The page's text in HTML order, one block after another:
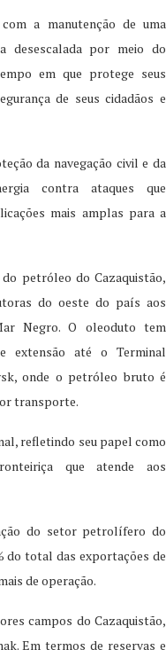
a manutenção de uma
desescalada por meio do
em que protege seus
de seus cidadãos e
da navegação civil e da
contra ataques que
mais amplas para a
petróleo do Cazaquistão,
do oeste do país aos
Negro. O oleoduto tem
extensão até o Terminal
onde o petróleo bruto é
transporte.
refletindo seu papel como
que atende aos
do setor petrolífero do
do total das exportações de
de operação.
campos do Cazaquistão,
Em termos de reservas e